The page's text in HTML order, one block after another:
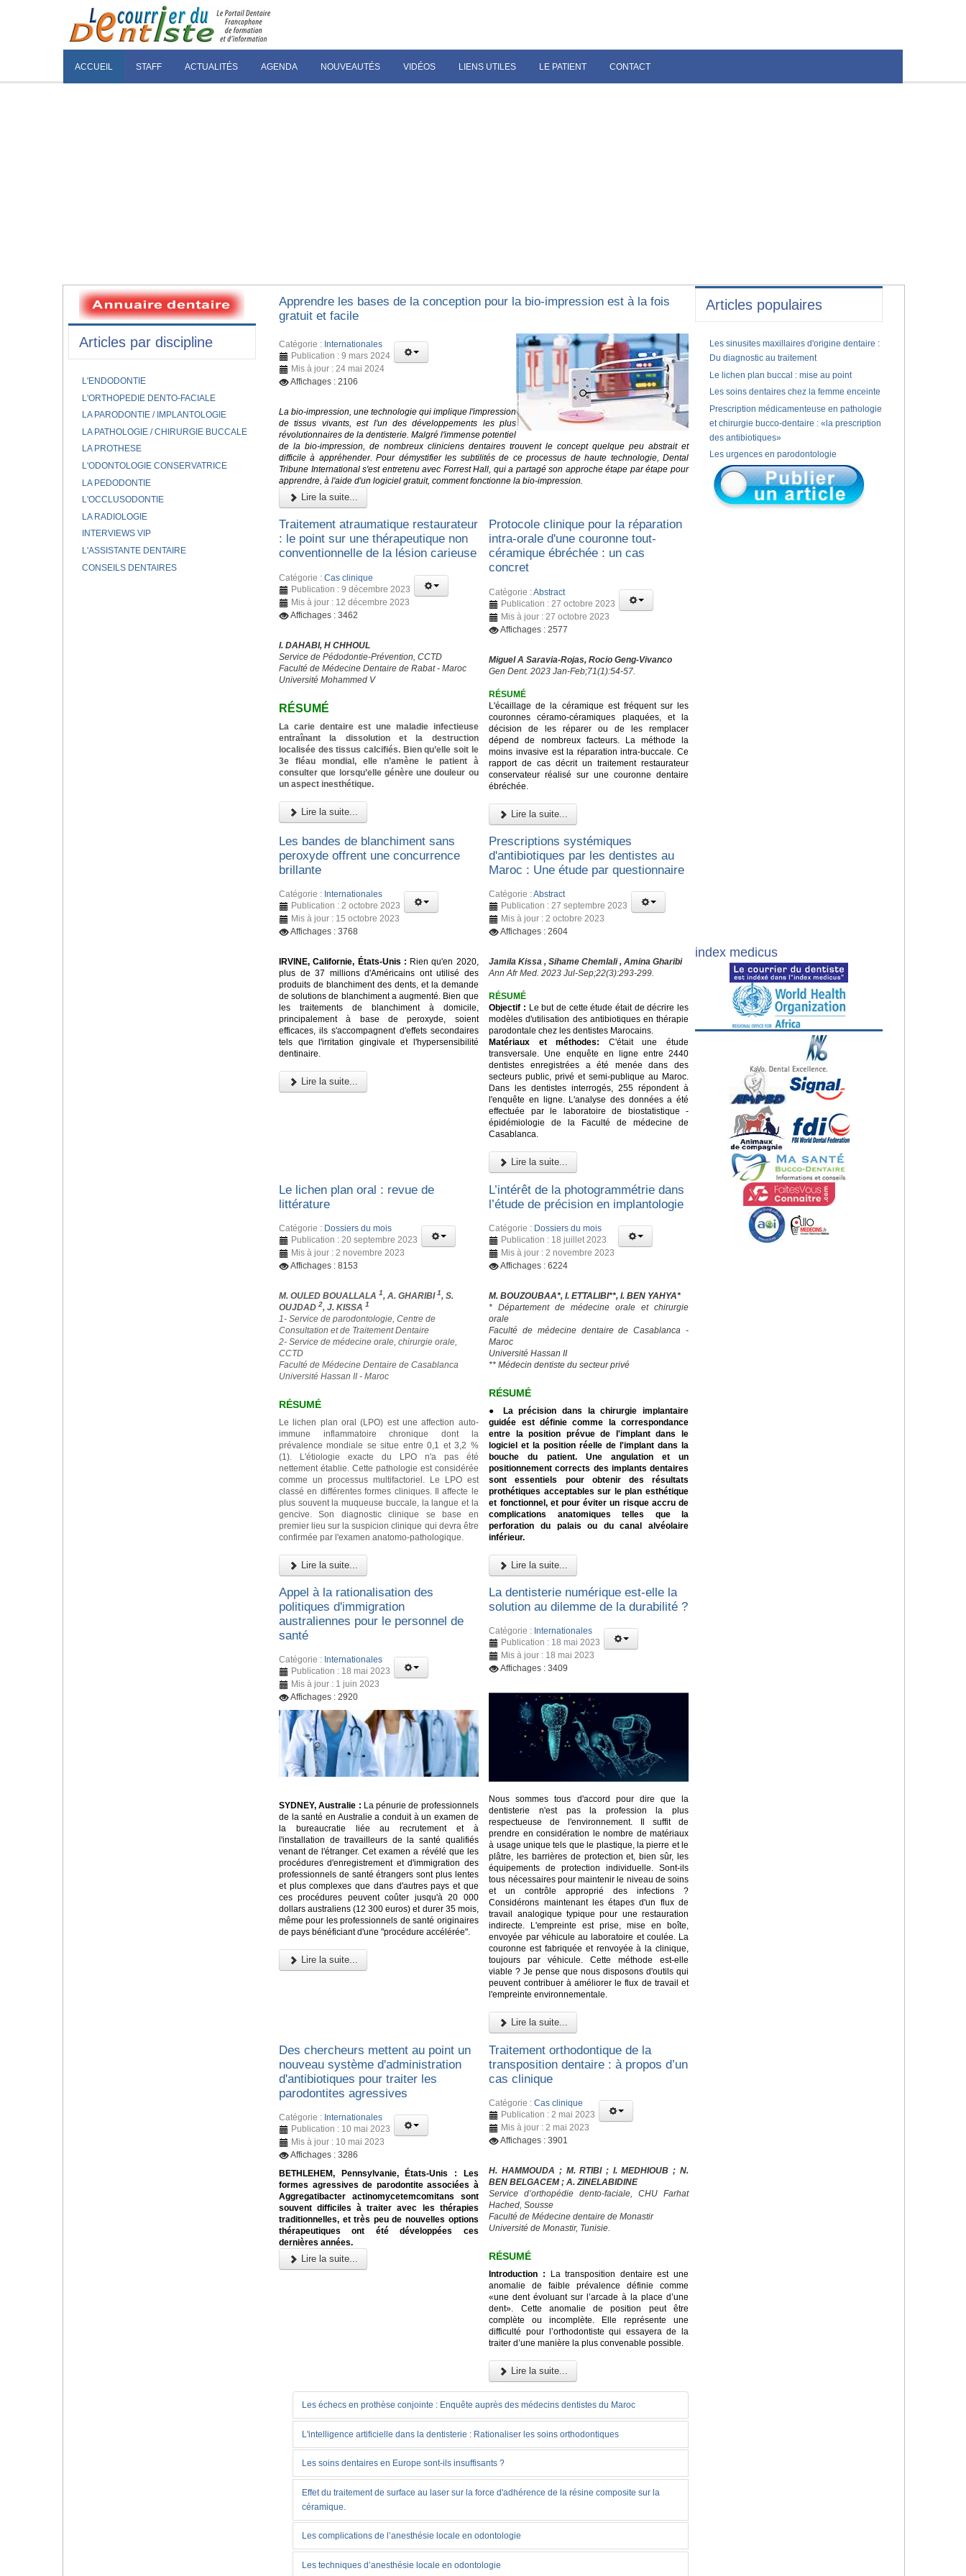
ACCUEIL STAFF ACTUALITÉS AGENDA NOUVEAUTÉS VIDÉOS LIENS UTILES LE PATIENT CONTACT
Apprendre les bases de la conception pour la bio-impression est à la fois
gratuit et facile
Catégorie : Internationales
Publication : 9 mars 2024
Mis à jour : 24 mai 2024
Affichages : 2106
La bio-impression, une technologie qui implique l'impression
de tissus vivants, est l'un des développements les plus
révolutionnaires de la dentisterie. Malgré l'immense potentiel
de la bio-impression, de nombreux cliniciens dentaires trouvent le concept quelque peu abstrait et
difficile à appréhender. Pour démystifier les subtilités de ce processus de haute technologie, Dental
Tribune International s'est entretenu avec Forrest Hall, qui a partagé son approche étape par étape pour
apprendre, à l'aide d'un logiciel gratuit, comment fonctionne la bio-impression.
Lire la suite...
Traitement atraumatique restaurateur
: le point sur une thérapeutique non
conventionnelle de la lésion carieuse
Catégorie : Cas clinique
Publication : 9 décembre 2023
Mis à jour : 12 décembre 2023
Affichages : 3462
I. DAHABI, H CHHOUL
Service de Pédodontie-Prévention, CCTD
Faculté de Médecine Dentaire de Rabat - Maroc
Université Mohammed V
RÉSUMÉ
La carie dentaire est une maladie infectieuse
entraînant la dissolution et la destruction
localisée des tissus calcifiés. Bien qu’elle soit le
3e fléau mondial, elle n’amène le patient à
consulter que lorsqu’elle génère une douleur ou
un aspect inesthétique.
Lire la suite...
Protocole clinique pour la réparation
intra-orale d'une couronne tout-
céramique ébréchée : un cas
concret
Catégorie :Abstract
Publication : 27 octobre 2023
Mis à jour : 27 octobre 2023
Affichages : 2577
Miguel A Saravia-Rojas, Rocio Geng-Vivanco
Gen Dent. 2023 Jan-Feb;71(1):54-57.
RÉSUMÉ
L'écaillage de la céramique est fréquent sur les
couronnes céramo-céramiques plaquées, et la
décision de les réparer ou de les remplacer
dépend de nombreux facteurs. La méthode la
moins invasive est la réparation intra-buccale. Ce
rapport de cas décrit un traitement restaurateur
conservateur réalisé sur une couronne dentaire
ébréchée.
Lire la suite...
Les bandes de blanchiment sans
peroxyde offrent une concurrence
brillante
Catégorie : Internationales
Publication : 2 octobre 2023
Mis à jour : 15 octobre 2023
Affichages : 3768
IRVINE, Californie, États-Unis : Rien qu'en 2020,
plus de 37 millions d'Américains ont utilisé des
produits de blanchiment des dents, et la demande
de solutions de blanchiment a augmenté. Bien que
les traitements de blanchiment à domicile,
principalement à base de peroxyde, soient
efficaces, ils s'accompagnent d'effets secondaires
tels que l'irritation gingivale et l'hypersensibilité
dentinaire.
Lire la suite...
Prescriptions systémiques
d'antibiotiques par les dentistes au
Maroc : Une étude par questionnaire
Catégorie :Abstract
Publication : 27 septembre 2023
Mis à jour : 2 octobre 2023
Affichages : 2604
Jamila Kissa , Sihame Chemlali , Amina Gharibi
Ann Afr Med. 2023 Jul-Sep;22(3):293-299.
RÉSUMÉ
Objectif : Le but de cette étude était de décrire les
modèles d'utilisation des antibiotiques en thérapie
parodontale chez les dentistes Marocains.
Matériaux et méthodes: C'était une étude
transversale. Une enquête en ligne entre 2440
dentistes enregistrées a été menée dans des
secteurs public, privé et semi-publique au Maroc.
Dans les dentistes interrogés, 255 répondent à
l'enquête en ligne. L'analyse des données a été
effectuée par le laboratoire de biostatistique -
épidémiologie de la Faculté de médecine de
Casablanca.
Lire la suite...
Le lichen plan oral : revue de
littérature
Catégorie : Dossiers du mois
Publication : 20 septembre 2023
Mis à jour : 2 novembre 2023
Affichages : 8153
M. OULED BOUALLALA 1, A. GHARIBI1, S.
OUJDAD 2, J. KISSA 1
1- Service de parodontologie, Centre de
Consultation et de Traitement Dentaire
2- Service de médecine orale, chirurgie orale,
CCTD
Faculté de Médecine Dentaire de Casablanca
Université Hassan II - Maroc
RÉSUMÉ
Le lichen plan oral (LPO) est une affection auto-
immune inflammatoire chronique dont la
prévalence mondiale se situe entre 0,1 et 3,2 %
(1). L'étiologie exacte du LPO n'a pas été
nettement établie. Cette pathologie est considérée
comme un processus multifactoriel. Le LPO est
classé en différentes formes cliniques. Il affecte le
plus souvent la muqueuse buccale, la langue et la
gencive. Son diagnostic clinique se base en
premier lieu sur la suspicion clinique qui devra être
confirmée par l'examen anatomo-pathologique.
Lire la suite...
L’intérêt de la photogrammétrie dans
l’étude de précision en implantologie
Catégorie : Dossiers du mois
Publication : 18 juillet 2023
Mis à jour : 2 novembre 2023
Affichages : 6224
M. BOUZOUBAA*, I. ETTALIBI**, I. BEN YAHYA*
* Département de médecine orale et chirurgie
orale
Faculté de médecine dentaire de Casablanca -
Maroc
Université Hassan II
** Médecin dentiste du secteur privé
RÉSUMÉ
● La précision dans la chirurgie implantaire
guidée est définie comme la correspondance
entre la position prévue de l'implant dans le
logiciel et la position réelle de l'implant dans la
bouche du patient. Une angulation et un
positionnement corrects des implants dentaires
sont essentiels pour obtenir des résultats
prothétiques acceptables sur le plan esthétique
et fonctionnel, et pour éviter un risque accru de
complications anatomiques telles que la
perforation du palais ou du canal alvéolaire
inférieur.
Lire la suite...
Appel à la rationalisation des
politiques d'immigration
australiennes pour le personnel de
santé
Catégorie : Internationales
Publication : 18 mai 2023
Mis à jour : 1 juin 2023
Affichages : 2920
SYDNEY, Australie : La pénurie de professionnels
de la santé en Australie a conduit à un examen de
la bureaucratie liée au recrutement et à
l'installation de travailleurs de la santé qualifiés
venant de l'étranger. Cet examen a révélé que les
procédures d'enregistrement et d'immigration des
professionnels de santé étrangers sont plus lentes
et plus complexes que dans d'autres pays et que
ces procédures peuvent coûter jusqu'à 20 000
dollars australiens (12 300 euros) et durer 35 mois,
même pour les professionnels de santé originaires
de pays bénéficiant d'une "procédure accélérée".
Lire la suite...
La dentisterie numérique est-elle la
solution au dilemme de la durabilité ?
Catégorie : Internationales
Publication : 18 mai 2023
Mis à jour : 18 mai 2023
Affichages : 3409
Nous sommes tous d'accord pour dire que la
dentisterie n'est pas la profession la plus
respectueuse de l'environnement. Il suffit de
prendre en considération le nombre de matériaux
à usage unique tels que le plastique, la pierre et le
plâtre, les barrières de protection et, bien sûr, les
équipements de protection individuelle. Sont-ils
tous nécessaires pour maintenir le niveau de soins
et un contrôle approprié des infections ?
Considérons maintenant les étapes d'un flux de
travail analogique typique pour une restauration
indirecte. L'empreinte est prise, mise en boîte,
envoyée par véhicule au laboratoire et coulée. La
couronne est fabriquée et renvoyée à la clinique,
toujours par véhicule. Cette méthode est-elle
viable ? Je pense que nous disposons d'outils qui
peuvent contribuer à améliorer le flux de travail et
l'empreinte environnementale.
Lire la suite...
Des chercheurs mettent au point un
nouveau système d'administration
d'antibiotiques pour traiter les
parodontites agressives
Catégorie : Internationales
Publication : 10 mai 2023
Mis à jour : 10 mai 2023
Affichages : 3286
BETHLEHEM, Pennsylvanie, États-Unis : Les
formes agressives de parodontite associées à
Aggregatibacter actinomycetemcomitans sont
souvent difficiles à traiter avec les thérapies
traditionnelles, et très peu de nouvelles options
thérapeutiques ont été développées ces
dernières années.
Lire la suite...
Traitement orthodontique de la
transposition dentaire : à propos d’un
cas clinique
Catégorie :Cas clinique
Publication : 2 mai 2023
Mis à jour : 2 mai 2023
Affichages : 3901
H. HAMMOUDA ; M. RTIBI ; I. MEDHIOUB ; N.
BEN BELGACEM ; A. ZINELABIDINE
Service d’orthopédie dento-faciale, CHU Farhat
Hached, Sousse
Faculté de Médecine dentaire de Monastir
Université de Monastir, Tunisie.
RÉSUMÉ
Introduction : La transposition dentaire est une
anomalie de faible prévalence définie comme
«une dent évoluant sur l’arcade à la place d’une
dent». Cette anomalie de position peut être
complète ou incomplète. Elle représente une
difficulté pour l’orthodontiste qui essayera de la
traiter d’une manière la plus convenable possible.
Lire la suite...
Les échecs en prothèse conjointe : Enquête auprès des médecins dentistes du Maroc
L'intelligence artificielle dans la dentisterie : Rationaliser les soins orthodontiques
Les soins dentaires en Europe sont-ils insuffisants ?
Effet du traitement de surface au laser sur la force d'adhérence de la résine composite sur la
céramique.
Les complications de l’anesthésie locale en odontologie
Les techniques d’anesthésie locale en odontologie
Articles par discipline
L'ENDODONTIE
L'ORTHOPEDIE DENTO-FACIALE
LA PARODONTIE / IMPLANTOLOGIE
LA PATHOLOGIE / CHIRURGIE BUCCALE
LA PROTHESE
L'ODONTOLOGIE CONSERVATRICE
LA PEDODONTIE
L'OCCLUSODONTIE
LA RADIOLOGIE
INTERVIEWS VIP
L'ASSISTANTE DENTAIRE
CONSEILS DENTAIRES
Articles populaires
Les sinusites maxillaires d'origine dentaire :
Du diagnostic au traitement
Le lichen plan buccal : mise au point
Les soins dentaires chez la femme enceinte
Prescription médicamenteuse en pathologie
et chirurgie bucco-dentaire : «la prescription
des antibiotiques»
Les urgences en parodontologie
index medicus